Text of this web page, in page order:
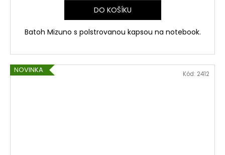
DO KOŠÍKU
Batoh Mizuno s polstrovanou kapsou na notebook.
NOVINKA Kód: 2412